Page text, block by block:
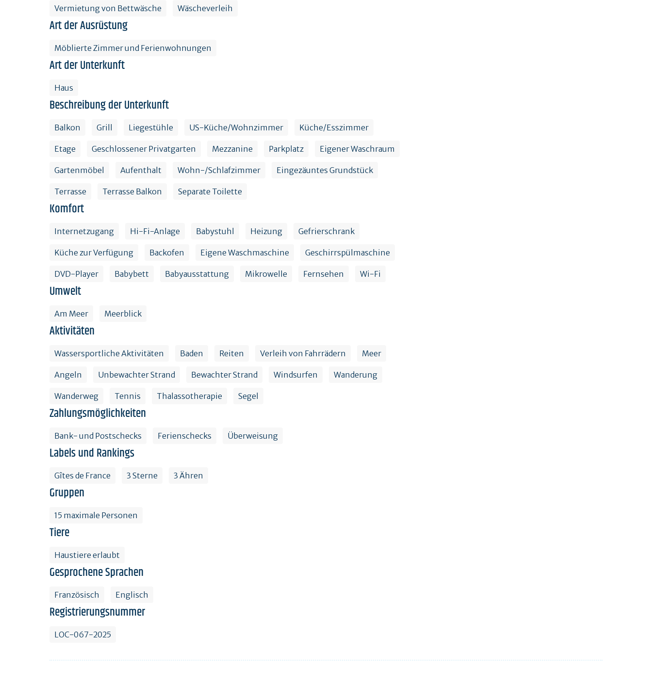
Vermietung von Bettwäsche Wäscheverleih
Art der Ausrüstung
Möblierte Zimmer und Ferienwohnungen
Art der Unterkunft
Haus
Beschreibung der Unterkunft
Balkon Grill Liegestühle US-Küche/Wohnzimmer Küche/Esszimmer
Etage Geschlossener Privatgarten Mezzanine Parkplatz Eigener Waschraum
Gartenmöbel Aufenthalt Wohn-/Schlafzimmer Eingezäuntes Grundstück
Terrasse Terrasse Balkon Separate Toilette
Komfort
Internetzugang Hi-Fi-Anlage Babystuhl Heizung Gefrierschrank
Küche zur Verfügung Backofen Eigene Waschmaschine Geschirrspülmaschine
DVD-Player Babybett Babyausstattung Mikrowelle Fernsehen Wi-Fi
Umwelt
Am Meer Meerblick
Aktivitäten
Wassersportliche Aktivitäten Baden Reiten Verleih von Fahrrädern Meer
Angeln Unbewachter Strand Bewachter Strand Windsurfen Wanderung
Wanderweg Tennis Thalassotherapie Segel
Zahlungsmöglichkeiten
Bank- und Postschecks Ferienschecks Überweisung
Labels und Rankings
Gîtes de France 3 Sterne 3 Ähren
Gruppen
15 maximale Personen
Tiere
Haustiere erlaubt
Gesprochene Sprachen
Französisch Englisch
Registrierungsnummer
LOC-067-2025